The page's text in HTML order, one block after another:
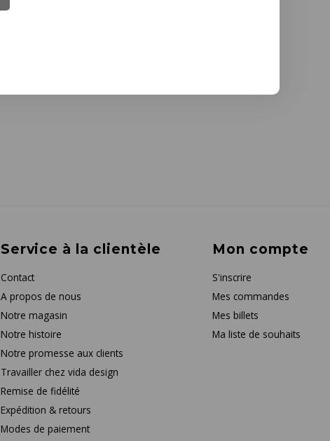
Service à la clientèle
Contact
A propos de nous
Notre magasin
Notre histoire
Notre promesse aux clients
Travailler chez vida design
Remise de fidélité
Expédition & retours
Modes de paiement
Mon compte
S'inscrire
Mes commandes
Mes billets
Ma liste de souhaits